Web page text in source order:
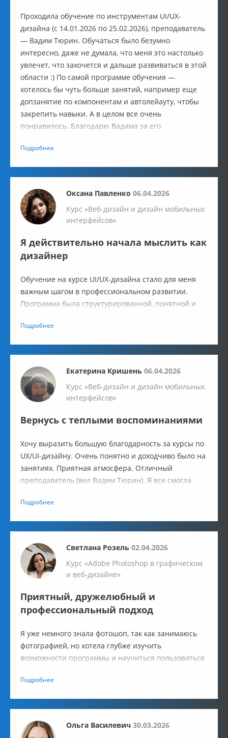
Проходила обучение по инструментам UI/UX-
дизайна (с 14.01.2026 по 25.02.2026), преподаватель
— Вадим Тюрин. Обучаться было безумно
интересно, даже не думала, что меня это настолько
увлечет, что захочется и дальше развиваться в этой
области :) По самой программе обучения —
хотелось бы чуть больше занятий, например еще
допзанятие по компонентам и автолейауту, чтобы
закрепить навыки. А в целом все очень
понравилось. Благодарю Вадима за его
развития и талантливых студентов!
Подробнее
Оксана Павленко 06.04.2026
Курс «Веб-дизайн и дизайн мобильных
интерфейсов»
Я действительно начала мыслить как
дизайнер
Обучение на курсе UI/UX-дизайна стало для меня
важным шагом в профессиональном развитии.
Программа была структурированной, понятной и
опыта до создания полноценного дизайн-проекта.
Подробнее
Екатерина Кришень 06.04.2026
Курс «Веб-дизайн и дизайн мобильных
интерфейсов»
Вернусь с теплыми воспоминаниями
Хочу выразить большую благодарность за курсы по
UX/UI-дизайну. Очень понятно и доходчиво было на
занятиях. Приятная атмосфера. Отличный
преподаватель (вел Вадим Тюрин). Я все смогла
непогоду идти на лекции.
Подробнее
Светлана Розель 02.04.2026
Курс «Adobe Photoshop в графическом
и веб-дизайне»
Приятный, дружелюбный и
профессиональный подход
Я уже немного знала фотошоп, так как занимаюсь
фотографией, но хотела глубже изучить
возможности программы и научиться пользоваться
Academy выбрала, доверившись отзывам.
Подробнее
Ольга Василевич 30.03.2026